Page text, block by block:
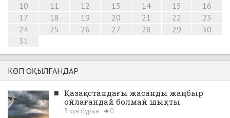
10
11 12 13 14 15
16
17
18 19 20 21 22
23
24
25 26 27 28 29
30
31
КӨП ОҚЫЛҒАНДАР
■ Қазақстандағы жасанды жаңбыр
ойлағандай болмай шықты
3 күн бұрын 0